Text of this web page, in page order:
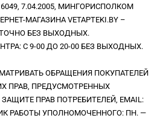
из расчета – содержимое
является
чувствительность животного
возраста, а так же при
перепонки.
применять препарат у собак с
эндокринной системы
7.04.2005, МИНГОРИСПОЛКОМ
МАГАЗИНА VETAPTEKI.BY –
БЕЗ ВЫХОДНЫХ.
С 9-00 ДО 20-00 БЕЗ ВЫХОДНЫХ.
ОБРАЩЕНИЯ ПОКУПАТЕЛЕЙ
ПРАВ, ПРЕДУСМОТРЕННЫХ
ПРАВ ПОТРЕБИТЕЛЕЙ, EMAIL:
РАБОТЫ УПОЛНОМОЧЕННОГО: ПН. —